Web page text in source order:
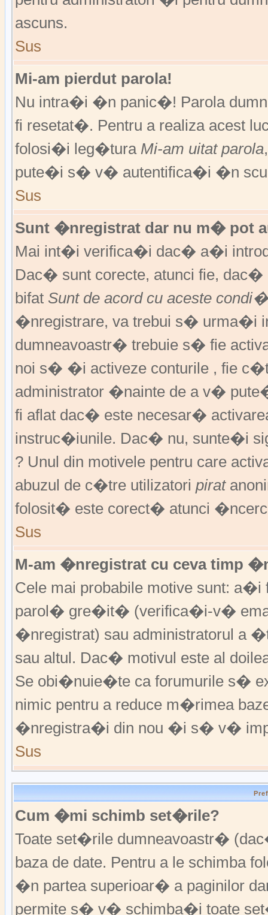
ascuns.
Sus
Mi-am pierdut parola!
Nu intra�i �n panic�! Parola
fi resetat�. Pentru a realiza acest
folosi�i leg�tura Mi-am uitat parola
pute�i s� v� autentifica�i �n
Sus
Sunt �nregistrat dar nu m� pot
Mai int�i verifica�i dac� a�i
Dac� sunt corecte, atunci fie,
bifat Sunt de acord cu aceste
�nregistrare, va trebui s� urma�i
dumneavoastr� trebuie s� fie
noi s� �i activeze conturile , fie
administrator �nainte de a v�
fi aflat dac� este necesar�
instruc�iunile. Dac� nu, sunte�i
? Unul din motivele pentru care
abuzul de c�tre utilizatori pirat
folosit� este corect� atunci
Sus
M-am �nregistrat cu ceva timp
Cele mai probabile motive sunt: a�i
parol� gre�it� (verifica�i-v�
�nregistrat) sau administratorul a
sau altul. Dac� motivul este al
Se obi�nuie�te ca forumurile s�
nimic pentru a reduce m�rimea
�nregistra�i din nou �i s� v�
Sus
Cum �mi schimb set�rile?
Toate set�rile dumneavoastr�
baza de date. Pentru a le schimba
�n partea superioar� a paginilor
permite s� v� schimba�i toate